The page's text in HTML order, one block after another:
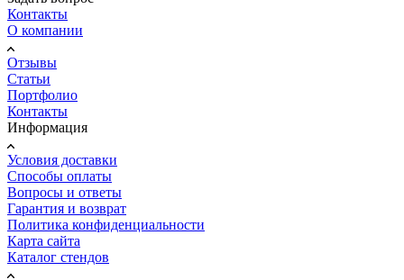
Контакты
О компании
Отзывы
Статьи
Портфолио
Контакты
Информация
Условия доставки
Способы оплаты
Вопросы и ответы
Гарантия и возврат
Политика конфиденциальности
Карта сайта
Каталог стендов